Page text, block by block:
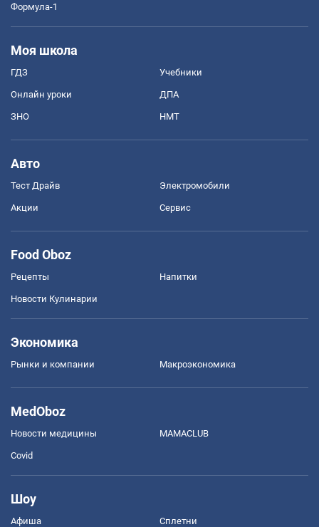
Формула-1
Моя школа
ГДЗ Учебники
Онлайн уроки ДПА
ЗНО НМТ
Авто
Тест Драйв Электромобили
Акции Сервис
Food Oboz
Рецепты Напитки
Новости Кулинарии
Экономика
Рынки и компании Mакроэкономика
MedOboz
Новости медицины MAMACLUB
Covid
Шоу
Афиша Сплетни